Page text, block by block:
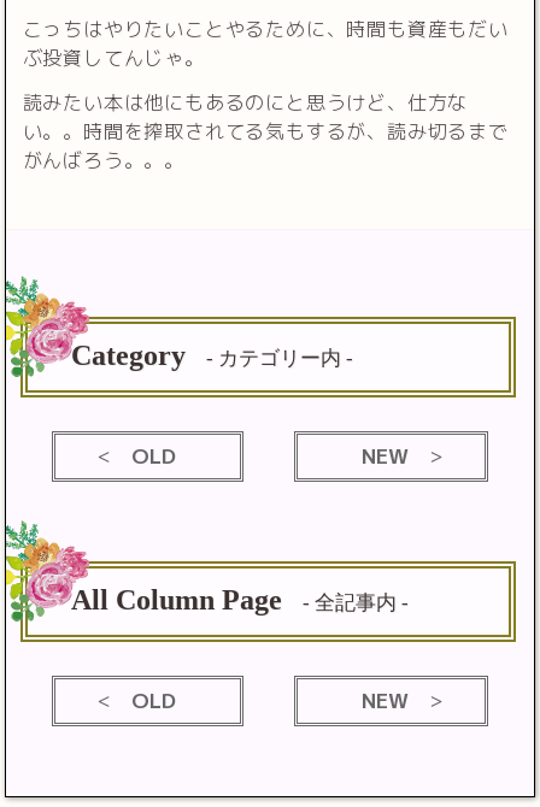
こっちはやりたいことやるために、時間も資産もだい
ぶ投資してんじゃ。
読みたい本は他にもあるのにと思うけど、仕方な
い。。時間を搾取されてる気もするが、読み切るまで
がんばろう。。。
Category - カテゴリー内 -
OLD NEW
All Column Page - 全記事内 -
OLD NEW